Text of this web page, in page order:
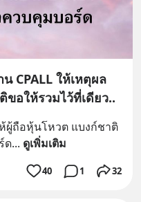
CPALL ให้เหตุผล
ขอให้รวมไว้ที่เดียว..
ผู้ถือหุ้นโหวต แบงก์ชาติ
ด... ดูเพิ่มเติม
40 1 32